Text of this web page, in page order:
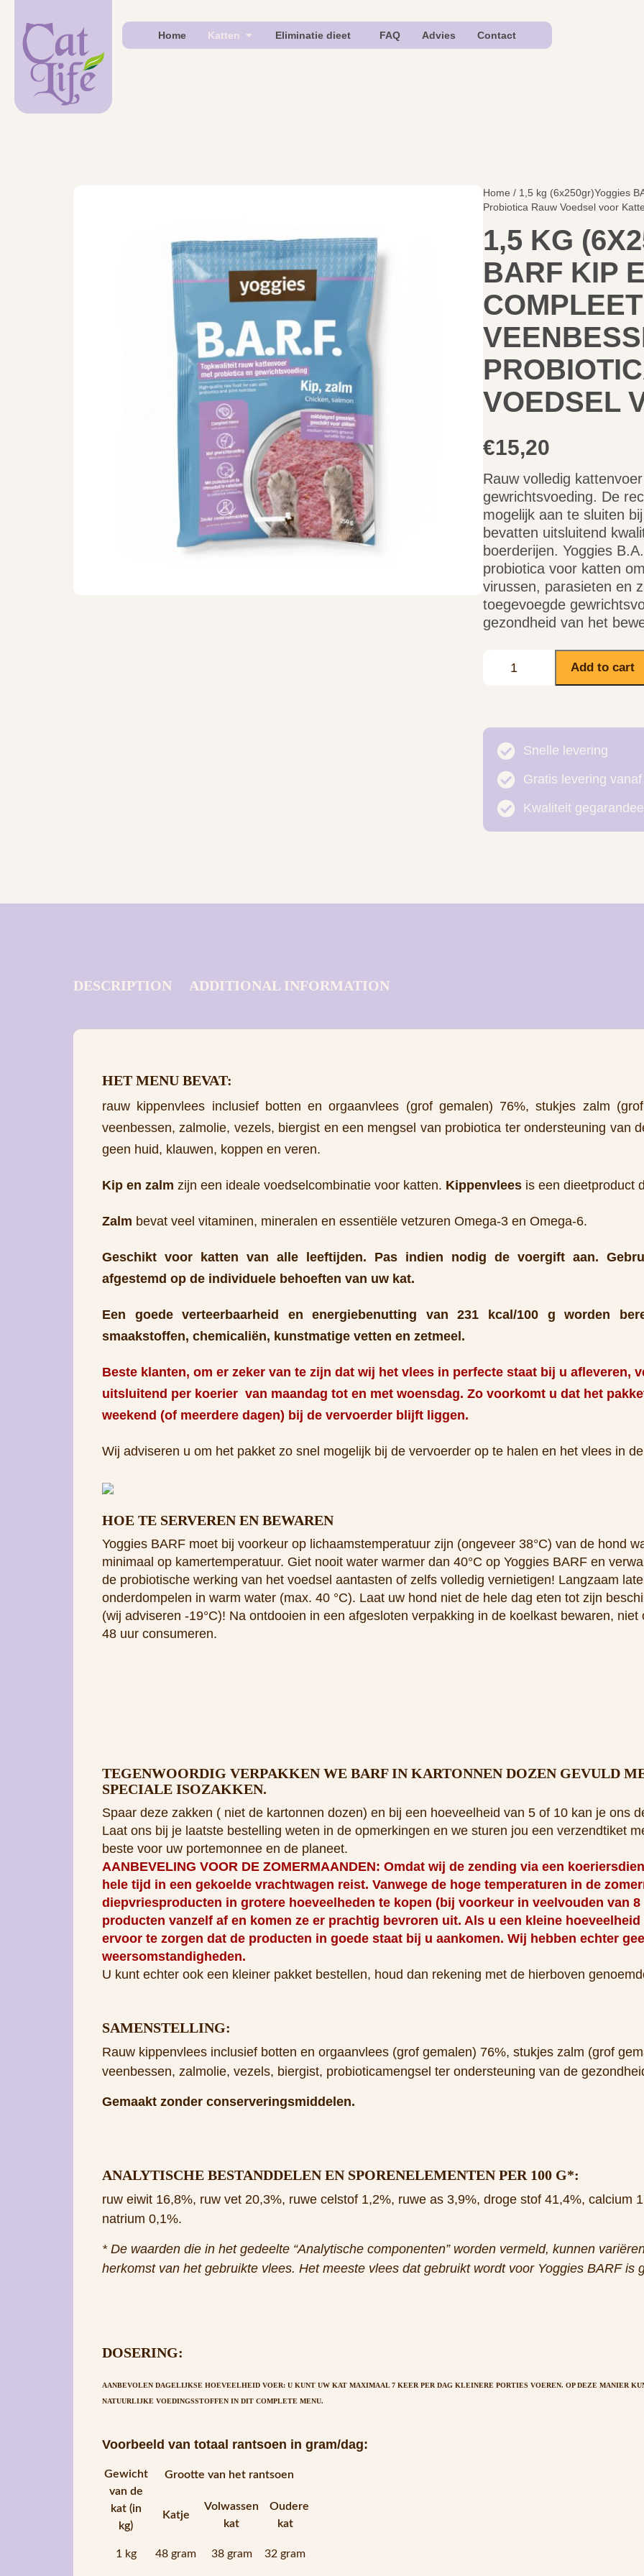
Home Katten Eliminatie dieet FAQ Advies Contact
Home / 1,5 kg (6x250gr)Yoggies
Probiotica Rauw Voedsel voor
1,5 KG
BARF KIP
VOEDSEL
€15,20
Rauw volledig
gewrichtsvoeding. De
mogelijk aan te sluiten
bevatten uitsluitend
boerderijen. Yoggies
probiotica voor katten
virussen, parasieten en
toegevoegde
gezondheid van het
Add to cart
Snelle levering
Gratis levering
Kwaliteit
DESCRIPTION ADDITIONAL INFORMATION
HET MENU BEVAT:
rauw kippenvlees inclusief botten en orgaanvlees (grof gemalen) 76%, stukjes zalm
veenbessen, zalmolie, vezels, biergist en een mengsel van probiotica ter ondersteuning van
geen huid, klauwen, koppen en veren.
Kip en zalm zijn een ideale voedselcombinatie voor katten. Kippenvlees is een dieetproduct
Zalm bevat veel vitaminen, mineralen en essentiële vetzuren Omega-3 en Omega-6.
Geschikt voor katten van alle leeftijden. Pas indien nodig de voergift aan.
afgestemd op de individuele behoeften van uw kat.
Een goede verteerbaarheid en energiebenutting van 231 kcal/100 g worden
smaakstoffen, chemicaliën, kunstmatige vetten en zetmeel.
Beste klanten, om er zeker van te zijn dat wij het vlees in perfecte staat bij u afleveren,
uitsluitend per koerier van maandag tot en met woensdag. Zo voorkomt u dat het
weekend (of meerdere dagen) bij de vervoerder blijft liggen.
Wij adviseren u om het pakket zo snel mogelijk bij de vervoerder op te halen en het vlees in
HOE TE SERVEREN EN BEWAREN
Yoggies BARF moet bij voorkeur op lichaamstemperatuur zijn (ongeveer 38°C) van de hond
minimaal op kamertemperatuur. Giet nooit water warmer dan 40°C op Yoggies BARF en
de probiotische werking van het voedsel aantasten of zelfs volledig vernietigen! Langzaam
onderdompelen in warm water (max. 40 °C). Laat uw hond niet de hele dag eten tot zijn
(wij adviseren -19°C)! Na ontdooien in een afgesloten verpakking in de koelkast bewaren,
48 uur consumeren.
AANBEVELING VOOR DE ZOMERMAANDEN: Omdat wij de zending via een
hele tijd in een gekoelde vrachtwagen reist. Vanwege de hoge temperaturen in de
diepvriesproducten in grotere hoeveelheden te kopen (bij voorkeur in veelvouden van 8
producten vanzelf af en komen ze er prachtig bevroren uit. Als u een kleine
ervoor te zorgen dat de producten in goede staat bij u aankomen. Wij hebben echter
weersomstandigheden.
U kunt echter ook een kleiner pakket bestellen, houd dan rekening met de hierboven
SAMENSTELLING:
Rauw kippenvlees inclusief botten en orgaanvlees (grof gemalen) 76%, stukjes zalm (grof
veenbessen, zalmolie, vezels, biergist, probioticamengsel ter ondersteuning van de
ruw eiwit 16,8%, ruw vet 20,3%, ruwe celstof 1,2%, ruwe as 3,9%, droge stof 41,4%, calcium
herkomst van het gebruikte vlees. Het meeste vlees dat gebruikt wordt voor Yoggies BARF is
DOSERING:
Voorbeeld van totaal rantsoen in gram/dag:
Gewicht
van de
Grootte van het rantsoen
3 kilo
5 kilo 281 gram 200 gram 173 gram
Houd altijd rekening met de specifieke behoeften van uw kat (gezondheid, conditie, stress). Uw kat moet